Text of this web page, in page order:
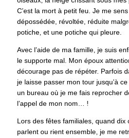
C’est la mort à petit feu. Je me
dépossédée, révoltée, réduite
potiche, et une potiche qui pleure.
Avec l’aide de ma famille, je suis
le supporte mal. Mon époux
décourage pas de répéter. Parfois
je laisse passer mon tour jusqu’à
un bureau où je me fais reprocher
l’appel de mon nom… !
Lors des fêtes familiales, quand dix
parlent ou rient ensemble, je me